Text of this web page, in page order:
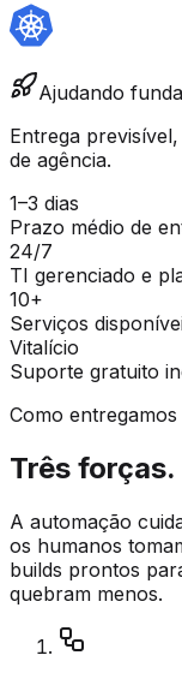
Ajudando
Entrega
de agência.
1–3 dias
Prazo médio de
24/7
TI gerenciado e
10+
Serviços
Vitalício
Suporte gratuito
Como entregamos
Três
A automação
os humanos
builds prontos
quebram menos.